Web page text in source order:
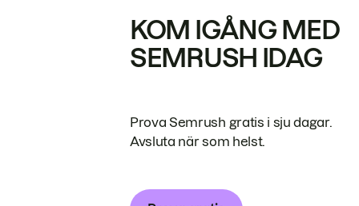
KOM IGÅNG MED
SEMRUSH IDAG
Prova Semrush gratis i sju dagar.
Avsluta när som helst.